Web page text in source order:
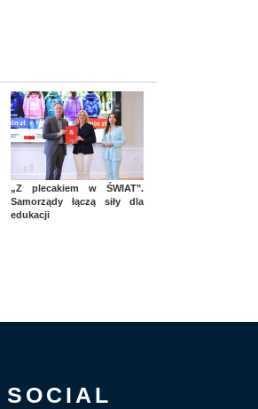
„Z plecakiem w ŚWIAT".
Samorządy łączą siły dla
edukacji
SOCIAL